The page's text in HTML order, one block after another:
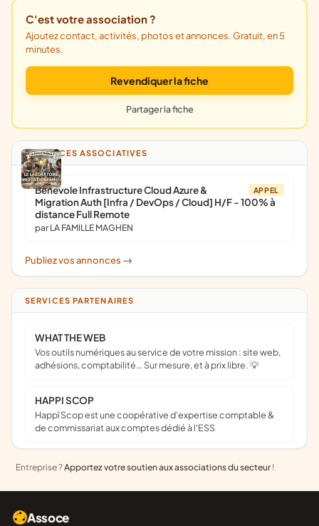
C'est votre association ?
Ajoutez contact, activités, photos et annonces. Gratuit, en 5
minutes.
Revendiquer la fiche
Partager la fiche
ANNONCES ASSOCIATIVES
APPEL
Bénévole Infrastructure Cloud Azure &
Migration Auth [Infra / DevOps / Cloud] H/F - 100% à
distance Full Remote
par LA FAMILLE MAGHEN
Publiez vos annonces ->
SERVICES PARTENAIRES
WHAT THE WEB
Vos outils numériques au service de votre mission : site web,
adhésions, comptabilité… Sur mesure, et à prix libre. 💡
HAPPI SCOP
Happï Scop est une coopérative d’expertise comptable &
de commissariat aux comptes dédié à l'ESS
Entreprise ?Apportez votre soutien aux associations du secteur !
Assoce